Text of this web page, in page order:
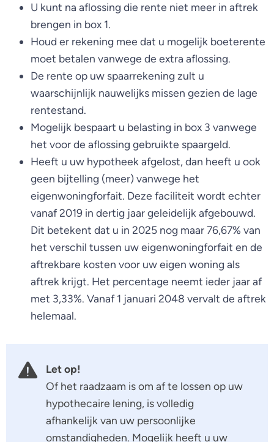
U kunt na aflossing die rente niet meer in aftrek
brengen in box 1.
Houd er rekening mee dat u mogelijk boeterente
moet betalen vanwege de extra aflossing.
De rente op uw spaarrekening zult u
waarschijnlijk nauwelijks missen gezien de lage
rentestand.
Mogelijk bespaart u belasting in box 3 vanwege
het voor de aflossing gebruikte spaargeld.
Heeft u uw hypotheek afgelost, dan heeft u ook
geen bijtelling (meer) vanwege het
eigenwoningforfait. Deze faciliteit wordt echter
vanaf 2019 in dertig jaar geleidelijk afgebouwd.
Dit betekent dat u in 2025 nog maar 76,67% van
het verschil tussen uw eigenwoningforfait en de
aftrekbare kosten voor uw eigen woning als
aftrek krijgt. Het percentage neemt ieder jaar af
met 3,33%. Vanaf 1 januari 2048 vervalt de aftrek
helemaal.
Let op!
Of het raadzaam is om af te lossen op uw
hypothecaire lening, is volledig
afhankelijk van uw persoonlijke
omstandigheden. Mogelijk heeft u uw